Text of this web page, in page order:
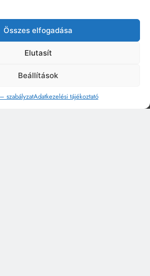
Összes elfogadása
Elutasít
Beállítások
szabályzatAdatkezelési tájékoztató